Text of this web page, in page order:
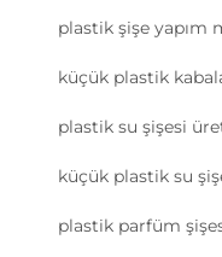
plastik şişe yapım
küçük plastik
plastik su şişesi
küçük plastik su
plastik parfüm